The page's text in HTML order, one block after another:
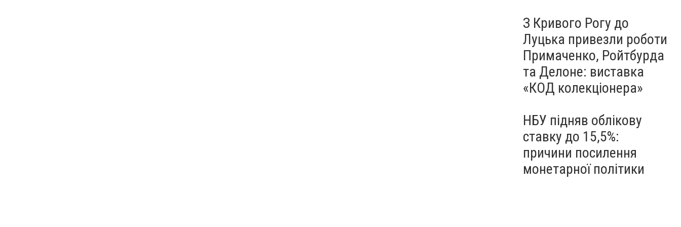
З Кривого Рогу до
Луцька привезли роботи
Примаченко, Ройтбурда
та Делоне: виставка
«КОД колекціонера»
НБУ підняв облікову
ставку до 15,5%:
причини посилення
монетарної політики